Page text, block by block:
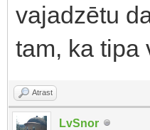
vajadzētu
tam, ka tipa
Atrast
LvSnor